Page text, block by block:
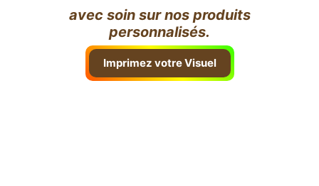
avec soin sur nos produits
personnalisés.
Imprimez votre Visuel